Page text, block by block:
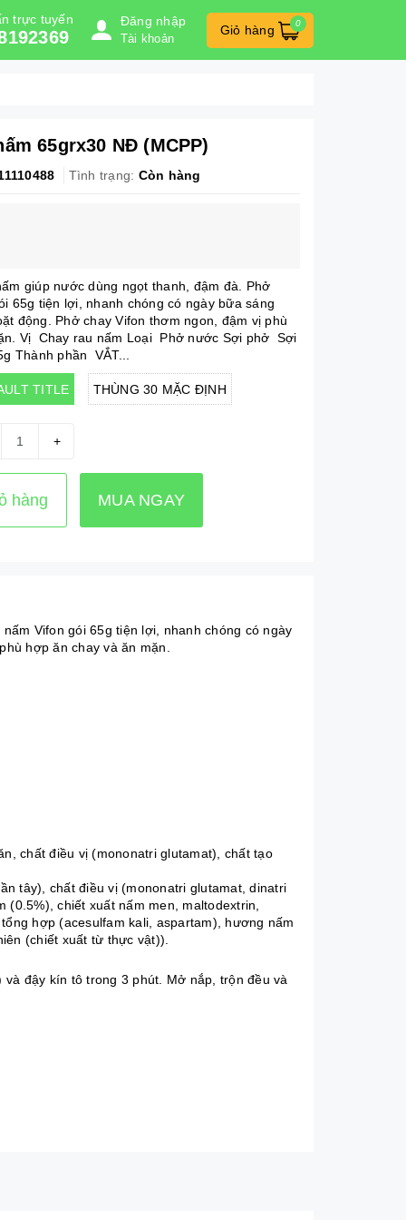
trực tuyến Đăng nhập
Tài khoản
Giỏ hàng 0
65grx30 NĐ (MCPP)
Tình trạng: Còn hàng
giúp nước dùng ngọt thanh, đậm đà. Phở
65g tiện lợi, nhanh chóng có ngày bữa sáng
động. Phở chay Vifon thơm ngon, đậm vị phù
Vị Chay rau nấm Loại Phở nước Sợi phở Sợi
Thành phần VẮT...
TITLE THÙNG 30 MẶC ĐỊNH
+
hàng MUA NGAY
Vifon gói 65g tiện lợi, nhanh chóng có ngày
hợp ăn chay và ăn mặn.
chất điều vị (mononatri glutamat), chất tạo
tây), chất điều vị (mononatri glutamat, dinatri
chiết xuất nấm men, maltodextrin,
hợp (acesulfam kali, aspartam), hương nấm
(chiết xuất từ thực vật)).
đậy kín tô trong 3 phút. Mở nắp, trộn đều và